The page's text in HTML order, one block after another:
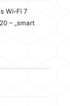
Wi-Fi 7
– „smart